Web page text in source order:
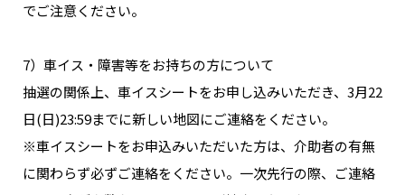
でご注意ください。
7）車イス・障害等をお持ちの方について
抽選の関係上、車イスシートをお申し込みいただき、3月22
日(日)23:59までに新しい地図にご連絡をください。
※車イスシートをお申込みいただいた方は、介助者の有無
に関わらず必ずご連絡をください。一次先行の際、ご連絡